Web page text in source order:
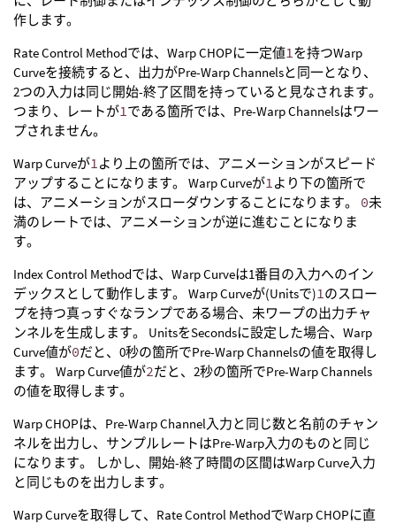
作します。
Rate Control Methodでは、Warp CHOPに一定値1を持つWarp
Curveを接続すると、出力がPre-Warp Channelsと同一となり、
2つの入力は同じ開始-終了区間を持っていると見なされます。
つまり、レートが1である箇所では、Pre-Warp Channelsはワー
プされません。
Warp Curveが1より上の箇所では、アニメーションがスピード
アップすることになります。 Warp Curveが1より下の箇所で
は、アニメーションがスローダウンすることになります。 0未
満のレートでは、アニメーションが逆に進むことになりま
す。
Index Control Methodでは、Warp Curveは1番目の入力へのイン
デックスとして動作します。 Warp Curveが(Unitsで)1のスロー
プを持つ真っすぐなランプである場合、未ワープの出力チャ
ンネルを生成します。 UnitsをSecondsに設定した場合、Warp
Curve値が0だと、0秒の箇所でPre-Warp Channelsの値を取得し
ます。 Warp Curve値が2だと、2秒の箇所でPre-Warp Channels
の値を取得します。
Warp CHOPは、Pre-Warp Channel入力と同じ数と名前のチャン
ネルを出力し、サンプルレートはPre-Warp入力のものと同じ
になります。 しかし、開始-終了時間の区間はWarp Curve入力
と同じものを出力します。
Warp Curveを取得して、Rate Control MethodでWarp CHOPに直